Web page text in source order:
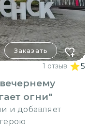
Заказать
1 отзыв 5
огни"
и добавляет